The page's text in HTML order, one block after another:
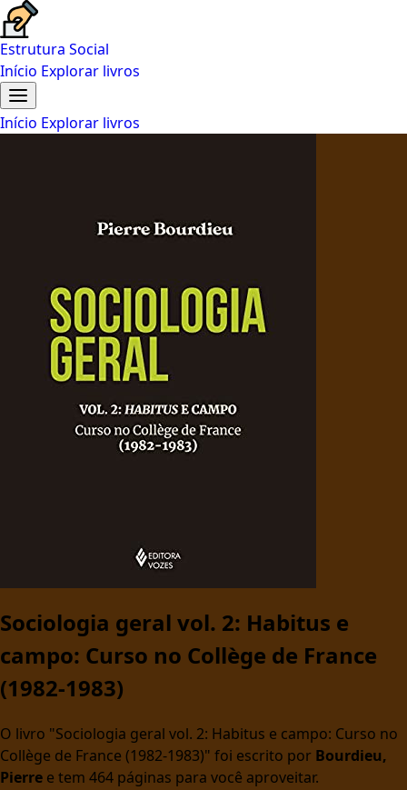
Estrutura Social
Início Explorar livros
Início Explorar livros
Sociologia geral vol. 2: Habitus e
campo: Curso no Collège de France
(1982-1983)
O livro "Sociologia geral vol. 2: Habitus e campo: Curso no
Collège de France (1982-1983)" foi escrito por Bourdieu,
Pierre e tem 464 páginas para você aproveitar.